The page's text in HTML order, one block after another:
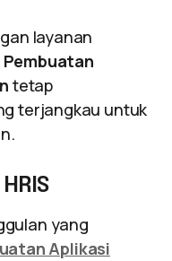
layanan
Pembuatan
tetap
terjangkau untuk
yang
Aplikasi